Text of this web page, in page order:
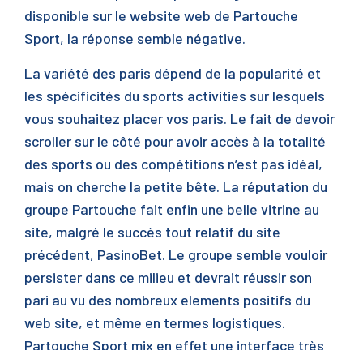
disponible sur le website web de Partouche
Sport, la réponse semble négative.
La variété des paris dépend de la popularité et
les spécificités du sports activities sur lesquels
vous souhaitez placer vos paris. Le fait de devoir
scroller sur le côté pour avoir accès à la totalité
des sports ou des compétitions n’est pas idéal,
mais on cherche la petite bête. La réputation du
groupe Partouche fait enfin une belle vitrine au
site, malgré le succès tout relatif du site
précédent, PasinoBet. Le groupe semble vouloir
persister dans ce milieu et devrait réussir son
pari au vu des nombreux elements positifs du
web site, et même en termes logistiques.
Partouche Sport mix en effet une interface très